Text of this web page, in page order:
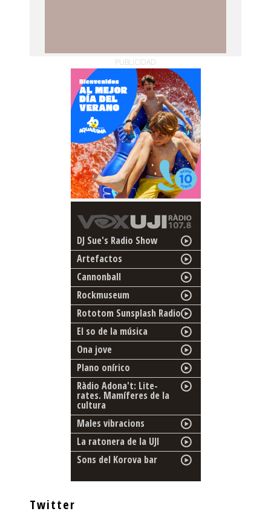
PUBLICIDAD
DJ Sue's Radio Show
Artefactos
Cannonball
Rockmuseum
Rototom Sunsplash Radio
El so de la música
Ona jove
Plano onírico
Ràdio Adona't: Lite-
rates. Mamíferes de la
cultura
Males vibracions
La ratonera de la UJI
Sons del Korova bar
Twitter